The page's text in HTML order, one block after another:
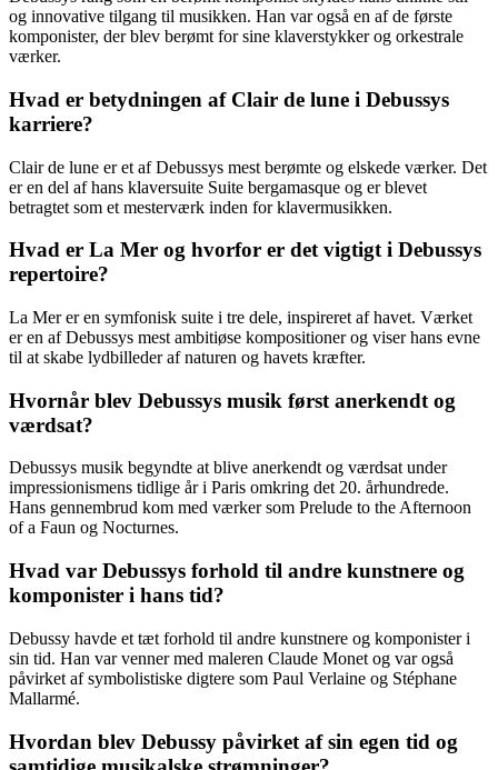
og innovative tilgang til musikken. Han var også en af de første
komponister, der blev berømt for sine klaverstykker og orkestrale
værker.
Hvad er betydningen af ​​Clair de lune i Debussys
karriere?
Clair de lune er et af Debussys mest berømte og elskede værker. Det
er en del af hans klaversuite Suite bergamasque og er blevet
betragtet som et mesterværk inden for klavermusikken.
Hvad er La Mer og hvorfor er det vigtigt i Debussys
repertoire?
La Mer er en symfonisk suite i tre dele, inspireret af havet. Værket
er en af Debussys mest ambitiøse kompositioner og viser hans evne
til at skabe lydbilleder af naturen og havets kræfter.
Hvornår blev Debussys musik først anerkendt og
værdsat?
Debussys musik begyndte at blive anerkendt og værdsat under
impressionismens tidlige år i Paris omkring det 20. århundrede.
Hans gennembrud kom med værker som Prelude to the Afternoon
of a Faun og Nocturnes.
Hvad var Debussys forhold til andre kunstnere og
komponister i hans tid?
Debussy havde et tæt forhold til andre kunstnere og komponister i
sin tid. Han var venner med maleren Claude Monet og var også
påvirket af symbolistiske digtere som Paul Verlaine og Stéphane
Mallarmé.
Hvordan blev Debussy påvirket af sin egen tid og